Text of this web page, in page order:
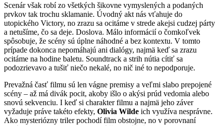
Scenár však robí zo všetkých šikovne vymyslených a podaných
prvkov tak trochu sklamanie. Úvodný akt nás vťahuje do
utopického Victory, no zrazu sa ocitáme v strede akejsi cudzej párty
a netušíme, čo sa deje. Doslova. Málo informácií o čomkoľvek
spôsobuje, že scény sú úplne náhodné a bez kontextu. V tomto
prípade dokonca nepomáhajú ani dialógy, najmä keď sa zrazu
ocitáme na hodine baletu. Soundtrack a strih nútia cítiť sa
podozrievavo a tušiť niečo nekalé, no nič iné to nepodporuje.
Prevažná časť filmu sú len vágne premisy a veľmi slabo prepojené
scény – až má divák pocit, akoby išlo o akýsi prúd vedomia alebo
snovú sekvenciu. I keď si charakter filmu a najmä jeho záver
vyžaduje práve takéto efekty, Olivia Wilde ich využíva nesprávne.
Ako mysteriózny triler pochodí film obstojne, no v porovnaní